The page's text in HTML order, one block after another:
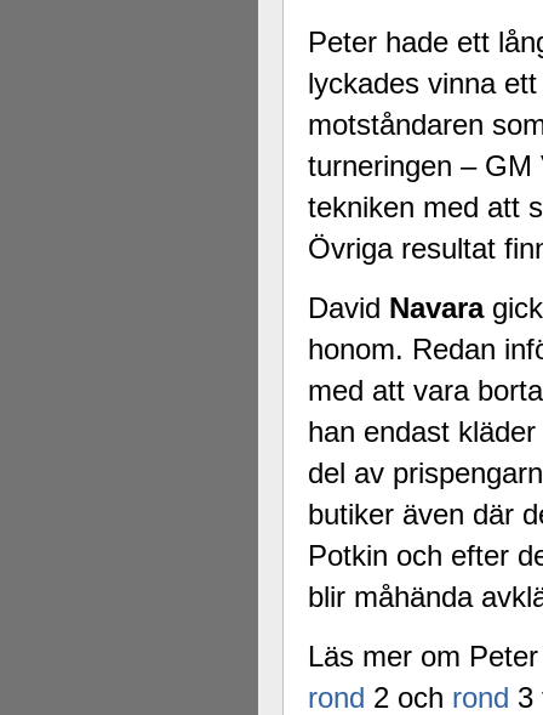
Peter hade ett
lyckades vinna
motståndaren
turneringen –
tekniken med att
Övriga resultat
David Navaragick
honom. Redan
med att vara
han endast
del av
butiker även där
Potkin och efter
blir måhända
Läs mer om
rond 2 och rond 3